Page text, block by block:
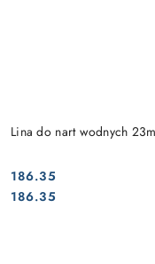
Lina do nart wodnych
Cena:
186.35
Cena:
186.35